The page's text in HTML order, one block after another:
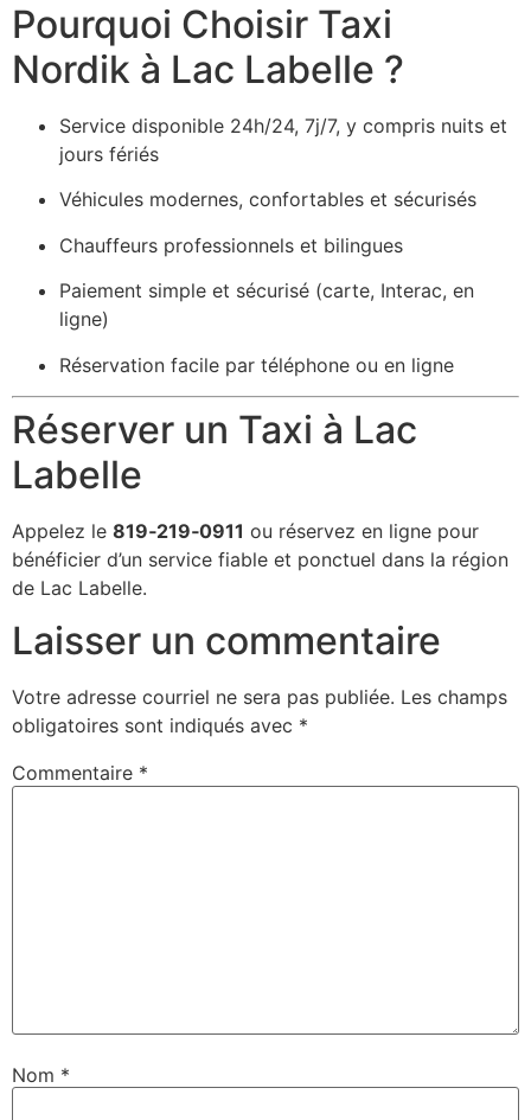
Pourquoi Choisir Taxi
Nordik à Lac Labelle ?
Service disponible 24h/24, 7j/7, y compris nuits et
jours fériés
Véhicules modernes, confortables et sécurisés
Chauffeurs professionnels et bilingues
Paiement simple et sécurisé (carte, Interac, en
ligne)
Réservation facile par téléphone ou en ligne
Réserver un Taxi à Lac
Labelle
Appelez le 819‑219‑0911 ou réservez en ligne pour
bénéficier d’un service fiable et ponctuel dans la région
de Lac Labelle.
Laisser un commentaire
Votre adresse courriel ne sera pas publiée. Les champs
obligatoires sont indiqués avec *
Commentaire *
Nom *